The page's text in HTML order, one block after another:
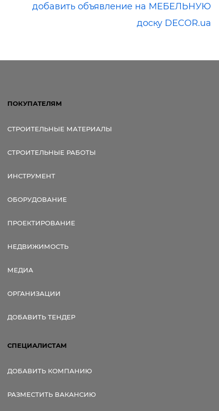
добавить объявление на МЕБЕЛЬНУЮ
доску DECOR.ua
ПОКУПАТЕЛЯМ
СТРОИТЕЛЬНЫЕ МАТЕРИАЛЫ
СТРОИТЕЛЬНЫЕ РАБОТЫ
ИНСТРУМЕНТ
ОБОРУДОВАНИЕ
ПРОЕКТИРОВАНИЕ
НЕДВИЖИМОСТЬ
МЕДИА
ОРГАНИЗАЦИИ
ДОБАВИТЬ ТЕНДЕР
СПЕЦИАЛИСТАМ
ДОБАВИТЬ КОМПАНИЮ
РАЗМЕСТИТЬ ВАКАНСИЮ